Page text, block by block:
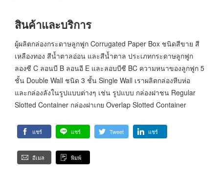
สินค้าและบริการ
ผู้ผลิตกล่องกระดาษลูกฟูก Corrugated Paper Box ชนิดสีขาย สี
เหลืองทอง สีน้ำตาลอ่อน และสีน้ำตาล ประเภทกระดาษลูกฟูก
ลองซี C ลอนบี B ลอนอี E และลอบบีซี BC ความหนาของลูกฟูก 5
ชั้น Double Wall ชนิด 3 ชั้น Single Wall เราผลิตกล่องหีบห่อ
และกล่องลังในรูปแบบต่างๆ เช่น รูปแบบ กล่องฝาชน Regular
Slotted Container กล่องฝาเกย Overlap Slotted Container
แชร์ แชร์ Tweet แชร์
อีเมล พิมพ์